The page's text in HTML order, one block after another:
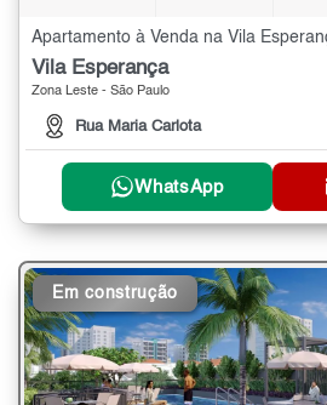
Apartamento à Venda na Vila
Vila Esperança
Zona Leste - São Paulo
Rua Maria Carlota
WhatsApp
Em construção